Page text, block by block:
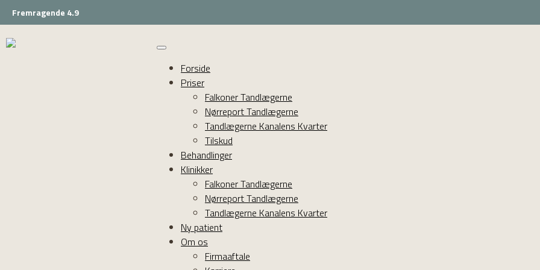
Fremragende 4.9
Forside
Priser
Falkoner Tandlægerne
Nørreport Tandlægerne
Tandlægerne Kanalens Kvarter
Tilskud
Behandlinger
Klinikker
Falkoner Tandlægerne
Nørreport Tandlægerne
Tandlægerne Kanalens Kvarter
Ny patient
Om os
Firmaaftale